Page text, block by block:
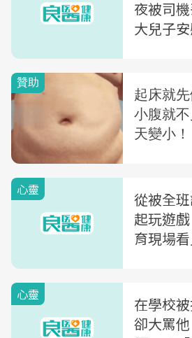
夜被司
大兒子
心靈
從被全
起玩遊
育現場
心靈
在學校
卻大罵